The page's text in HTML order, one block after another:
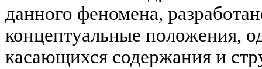
данного феномена,
концептуальные положения,
касающихся содержания и